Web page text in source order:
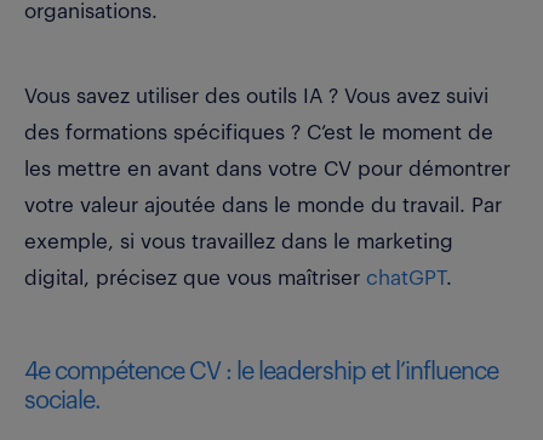
organisations.
Vous savez utiliser des outils IA ? Vous avez suivi
des formations spécifiques ? C’est le moment de
les mettre en avant dans votre CV pour démontrer
votre valeur ajoutée dans le monde du travail. Par
exemple, si vous travaillez dans le marketing
digital, précisez que vous maîtriser chatGPT.
4e compétence CV : le leadership et l’influence
sociale.